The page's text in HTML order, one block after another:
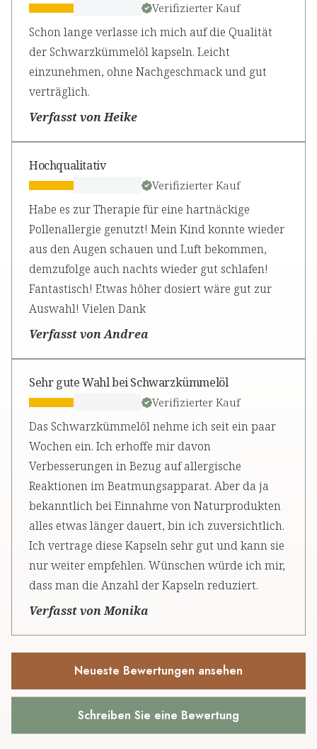
Verifizierter Kauf
Schon lange verlasse ich mich auf die Qualität
der Schwarzkümmelöl kapseln. Leicht
einzunehmen, ohne Nachgeschmack und gut
verträglich.
Verfasst von Heike
Hochqualitativ
Verifizierter Kauf
Habe es zur Therapie für eine hartnäckige
Pollenallergie genutzt! Mein Kind konnte wieder
aus den Augen schauen und Luft bekommen,
demzufolge auch nachts wieder gut schlafen!
Fantastisch! Etwas höher dosiert wäre gut zur
Auswahl! Vielen Dank
Verfasst von Andrea
Sehr gute Wahl bei Schwarzkümmelöl
Verifizierter Kauf
Das Schwarzkümmelöl nehme ich seit ein paar
Wochen ein. Ich erhoffe mir davon
Verbesserungen in Bezug auf allergische
Reaktionen im Beatmungsapparat. Aber da ja
bekanntlich bei Einnahme von Naturprodukten
alles etwas länger dauert, bin ich zuversichtlich.
Ich vertrage diese Kapseln sehr gut und kann sie
nur weiter empfehlen. Wünschen würde ich mir,
dass man die Anzahl der Kapseln reduziert.
Verfasst von Monika
Neueste Bewertungen ansehen
Schreiben Sie eine Bewertung